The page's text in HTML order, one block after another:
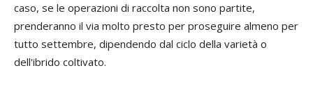
caso, se le operazioni di raccolta non sono partite,
prenderanno il via molto presto per proseguire almeno per
tutto settembre, dipendendo dal ciclo della varietà o
dell'ibrido coltivato.